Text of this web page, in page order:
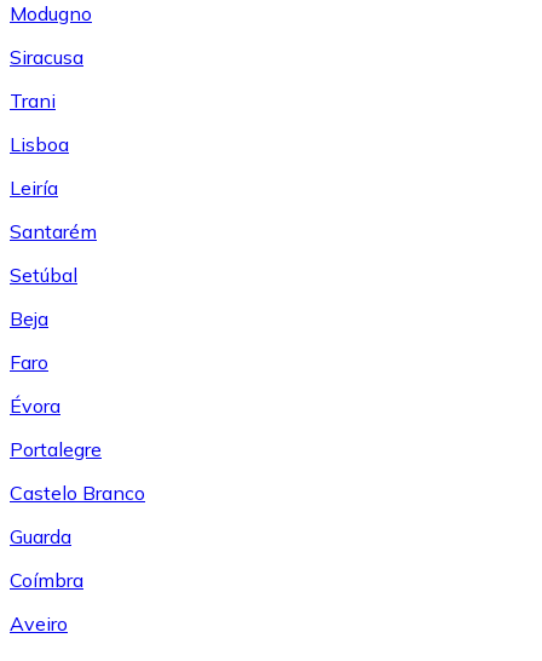
Modugno
Siracusa
Trani
Lisboa
Leiría
Santarém
Setúbal
Beja
Faro
Évora
Portalegre
Castelo Branco
Guarda
Coímbra
Aveiro